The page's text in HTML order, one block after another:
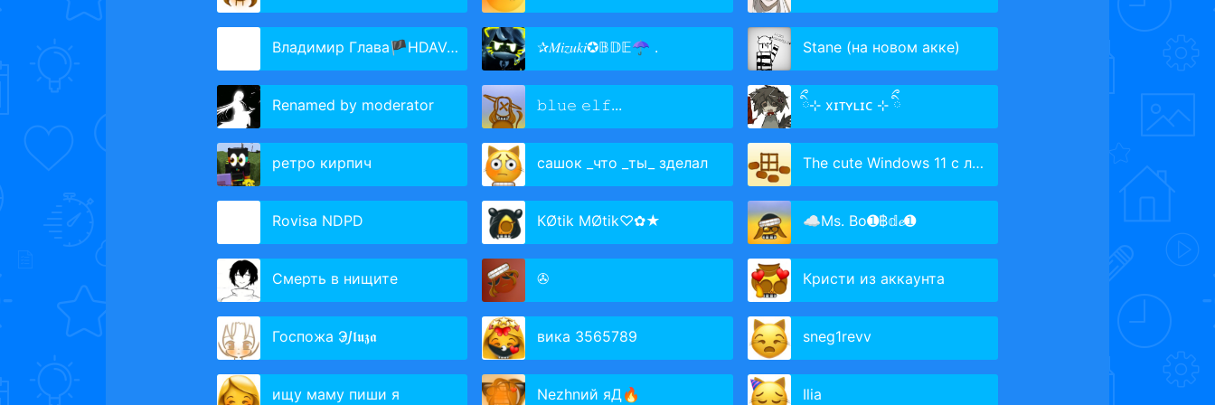
Владимир Глава🏴HDAVAV 《✴》 ✰𝑀𝑖𝑧𝑢𝑘𝑖✪𝔹𝔻𝔼☂︎ . Stane (на новом акке)
Renamed by moderator 𝚋𝚕𝚞𝚎 𝚎𝚕𝚏... ིྀ⊹ xɪᴛʏʟɪᴄ ⊹ ིྀ
ретро кирпич сашок _что _ты_ зделал The cute Windows 11 с любовью
Rovisa NDPD КØtik MØtik♡✿★ ☁Ms. Bo➊︎฿𝕕𝓮➊︎
Смерть в нищите ✇ Кристи из аккаунта
Госпожа Э̷𝘑𝖑𝖚𝖟𝖆 вика 3565789 sneg1revv
ищу маму пиши я Nezhnий яД🔥 Ilia